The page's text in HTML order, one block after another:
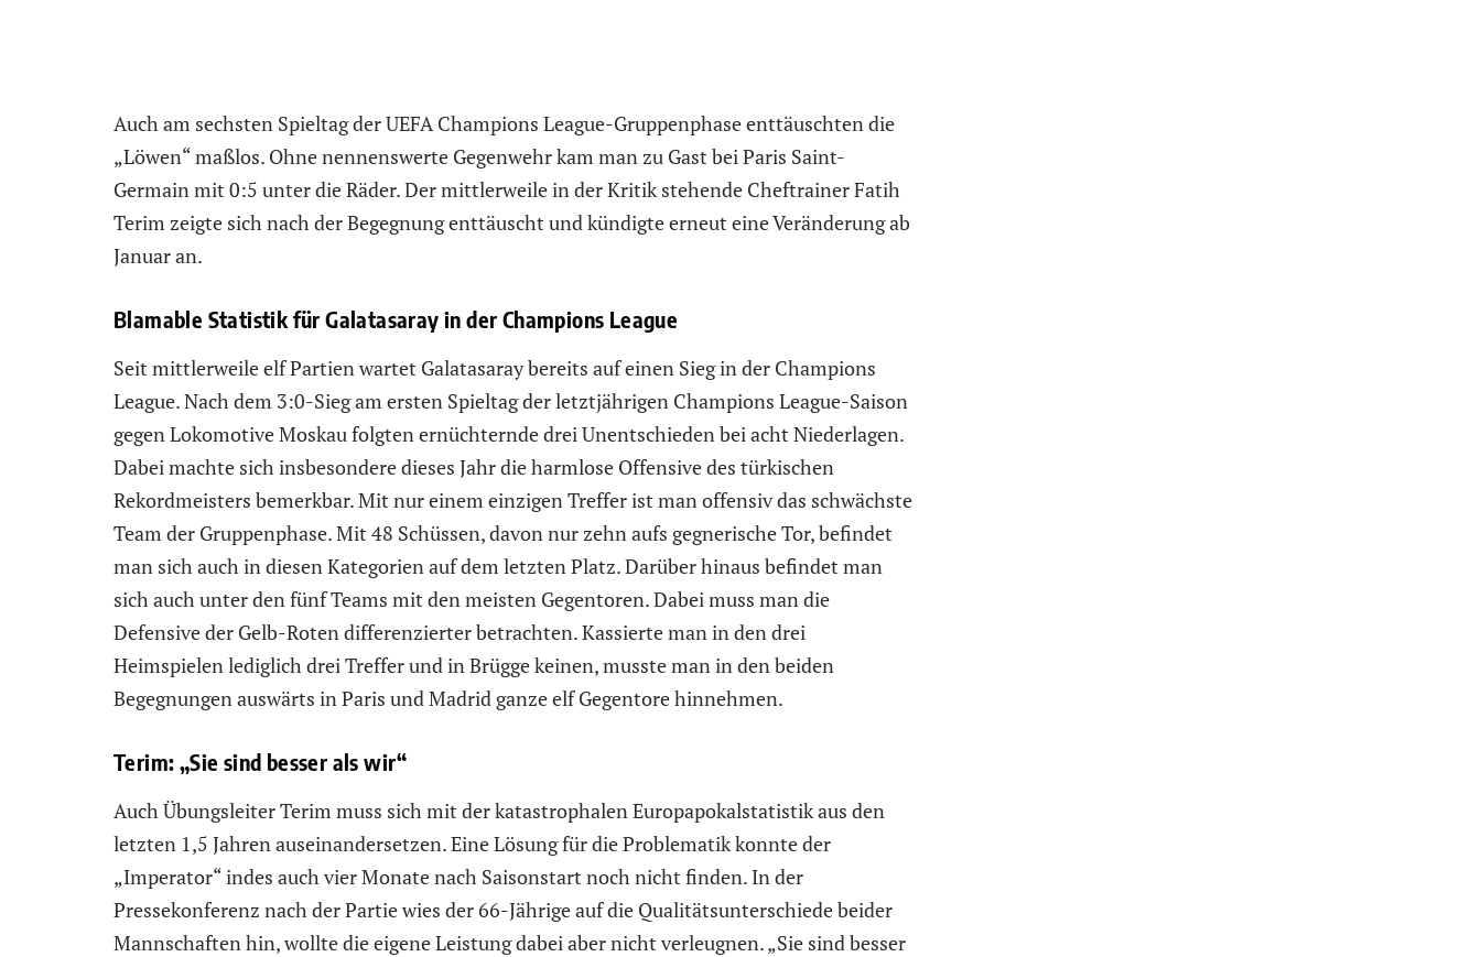
Auch am sechsten Spieltag der UEFA Champions League-Gruppenphase enttäuschten die
„Löwen“ maßlos. Ohne nennenswerte Gegenwehr kam man zu Gast bei Paris Saint-
Germain mit 0:5 unter die Räder. Der mittlerweile in der Kritik stehende Cheftrainer Fatih
Terim zeigte sich nach der Begegnung enttäuscht und kündigte erneut eine Veränderung ab
Januar an.
Blamable Statistik für Galatasaray in der Champions League
Seit mittlerweile elf Partien wartet Galatasaray bereits auf einen Sieg in der Champions
League. Nach dem 3:0-Sieg am ersten Spieltag der letztjährigen Champions League-Saison
gegen Lokomotive Moskau folgten ernüchternde drei Unentschieden bei acht Niederlagen.
Dabei machte sich insbesondere dieses Jahr die harmlose Offensive des türkischen
Rekordmeisters bemerkbar. Mit nur einem einzigen Treffer ist man offensiv das schwächste
Team der Gruppenphase. Mit 48 Schüssen, davon nur zehn aufs gegnerische Tor, befindet
man sich auch in diesen Kategorien auf dem letzten Platz. Darüber hinaus befindet man
sich auch unter den fünf Teams mit den meisten Gegentoren. Dabei muss man die
Defensive der Gelb-Roten differenzierter betrachten. Kassierte man in den drei
Heimspielen lediglich drei Treffer und in Brügge keinen, musste man in den beiden
Begegnungen auswärts in Paris und Madrid ganze elf Gegentore hinnehmen.
Terim: „Sie sind besser als wir“
Auch Übungsleiter Terim muss sich mit der katastrophalen Europapokalstatistik aus den
letzten 1,5 Jahren auseinandersetzen. Eine Lösung für die Problematik konnte der
„Imperator“ indes auch vier Monate nach Saisonstart noch nicht finden. In der
Pressekonferenz nach der Partie wies der 66-Jährige auf die Qualitätsunterschiede beider
Mannschaften hin, wollte die eigene Leistung dabei aber nicht verleugnen. „Sie sind besser